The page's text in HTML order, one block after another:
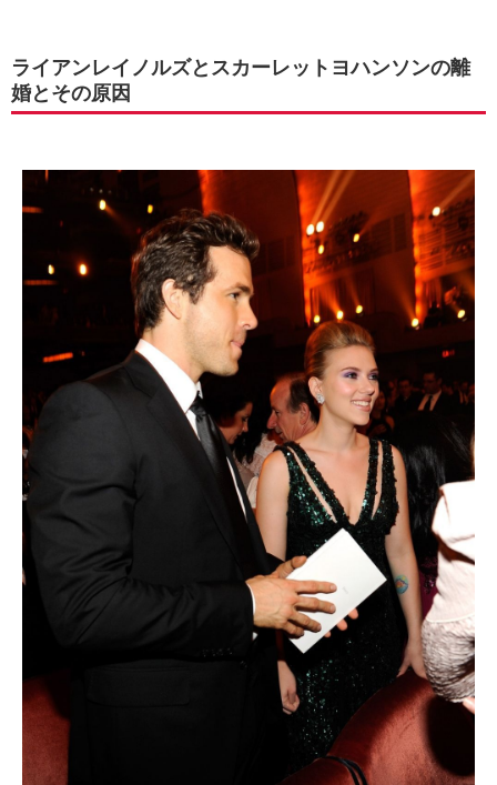
ライアンレイノルズとスカーレットヨハンソンの離
婚とその原因